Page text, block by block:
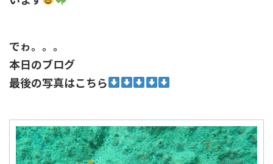
でゎ。。。
本日のブログ
最後の写真はこちら